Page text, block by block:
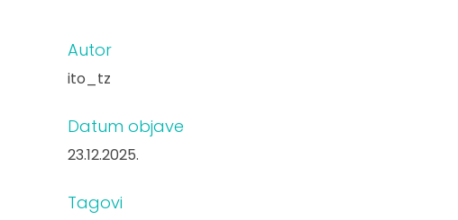
Autor
ito_tz
Datum objave
23.12.2025.
Tagovi